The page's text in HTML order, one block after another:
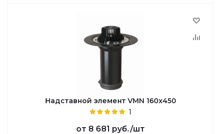
Надставной элемент VMN 160х450
1
от 8 681 руб./шт